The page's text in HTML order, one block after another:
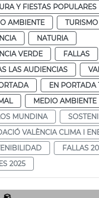
Y FIESTAS POPULARES
AMBIENTE
TURISMO
NATURIA
VERDE
FALLAS
LAS AUDIENCIAS
EN PORTADA
MEDIO AMBIENTE
MUNDINA
VALÈNCIA CLIMA I
FALLAS
2025